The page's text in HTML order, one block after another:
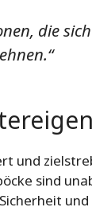
die
und
sind